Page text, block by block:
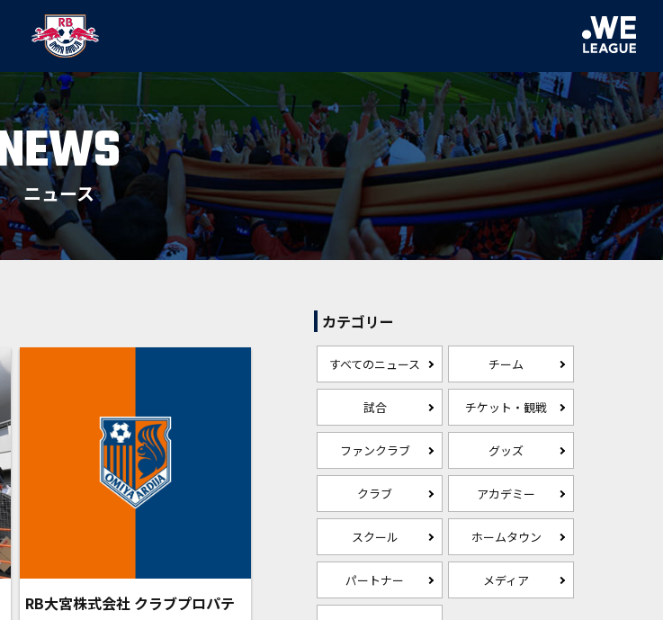
ニュース
RB大宮株式会社 クラブプロパテ
カテゴリー
すべてのニュース チーム
試合 チケット・観戦
ファンクラブ グッズ
クラブ アカデミー
スクール ホームタウン
パートナー メディア